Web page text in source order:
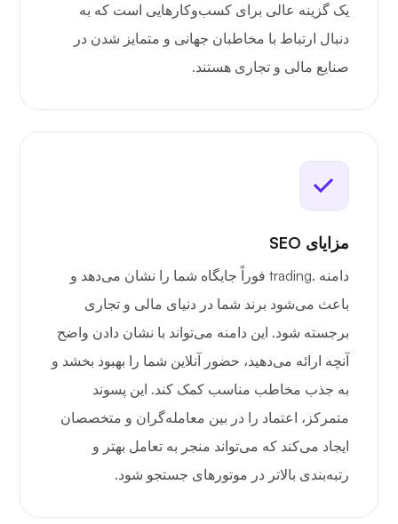
یک گزینه عالی برای کسب‌وکارهایی است که به
دنبال ارتباط با مخاطبان جهانی و متمایز شدن در
صنایع مالی و تجاری هستند.
مزایای SEO
دامنه .trading فوراً جایگاه شما را نشان می‌دهد و
باعث می‌شود برند شما در دنیای مالی و تجاری
برجسته شود. این دامنه می‌تواند با نشان دادن واضح
آنچه ارائه می‌دهید، حضور آنلاین شما را بهبود بخشد و
به جذب مخاطب مناسب کمک کند. این پسوند
متمرکز، اعتماد را در بین معامله‌گران و متخصصان
ایجاد می‌کند که می‌تواند منجر به تعامل بهتر و
رتبه‌بندی بالاتر در موتورهای جستجو شود.